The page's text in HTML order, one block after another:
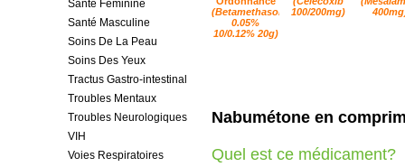
Santé Féminine
Santé Masculine
Soins De La Peau
Soins Des Yeux
Tractus Gastro-intestinal
Troubles Mentaux
Troubles Neurologiques
VIH
Voies Respiratoires
(Betamethasone
0.05%
10/0.12% 20g)
100/200mg)
Nabumétone en
Quel est ce médicament?